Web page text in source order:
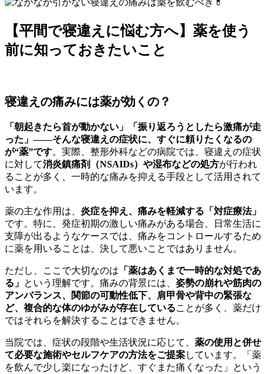
【平間で寝違えに悩む方へ】薬を使う
前に知っておきたいこと
寝違えの痛みには薬が効くの？
「朝起きたら首が動かない」「振り返ろうとしたら激痛が走
った」――そんな寝違えの症状に、すぐに頼りたくなるの
が“薬”です。実際、整形外科などの病院では、寝違えの症状
に対して消炎鎮痛剤（NSAIDs）や湿布などの処方が行われ
ることが多く、一時的な痛みを抑える手段として活用されて
います。
薬の主な作用は、 炎症を抑え、痛みを軽減する「対症療法」
です。特に、発症初期の激しい痛みがある場合、日常生活に
支障が出るようなケースでは、痛みをコントロールするため
に薬を用いることは、決して悪いことではありません。
ただし、ここで大切なのは 「薬はあくまで一時的な対処であ
る」 という理解です。痛みの背景には、 姿勢の崩れや筋肉の
アンバランス、関節の可動性低下、肩甲骨や背中の緊張な
ど、複合的な体のゆがみが存在していることが多く、薬だけ
ではそれらを解決することはできません。
当院では、症状の段階や生活状況に応じて、 薬の使用と併せ
て必要な施術やセルフケアの方法をご提案しています。「薬
を飲んで少し楽になったけど、すぐまた痛くなった」という